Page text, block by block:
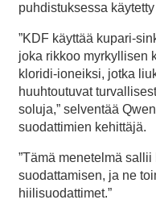
puhdistuksessa
”KDF käyttää kupari-
joka rikkoo myrkyllisen
kloridi-ioneiksi, jotka
huuhtoutuvat
soluja,” selventää
suodattimien kehittäjä.
”Tämä menetelmä
suodattamisen, ja ne
hiilisuodattimet.”